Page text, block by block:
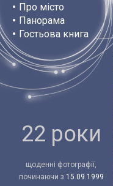
• Про місто
• Панорама
• Гостьова книга
22 роки
щоденні фотографії,
починаючи з 15.09.1999